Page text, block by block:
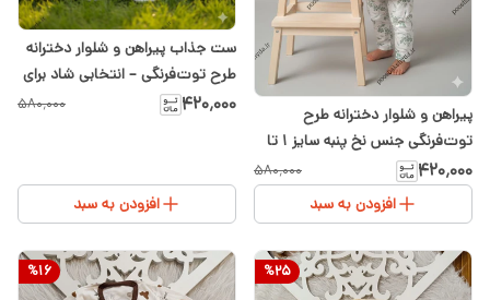
پیراهن و شلوار دخترانه طرح
توت‌فرنگی جنس نخ پنبه سایز ۱ تا
۳ رنگ سبز
۴۲۰٬۰۰۰ ۵۸۰٬۰۰۰
افزودن به سبد
ست جذاب پیراهن و شلوار دخترانه
طرح توت‌فرنگی – انتخابی شاد برای
کوچولوهای نازنین
۴۲۰٬۰۰۰ ۵۸۰٬۰۰۰
افزودن به سبد
%25
%16